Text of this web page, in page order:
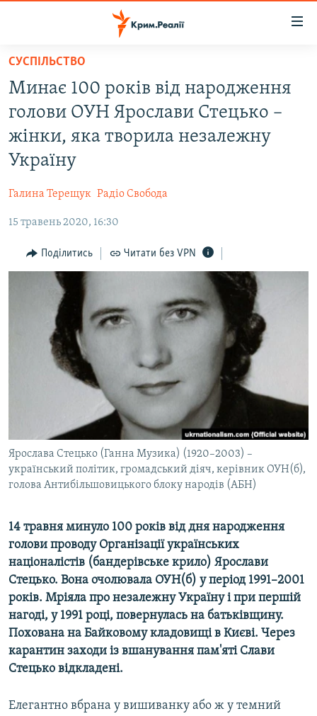
Перейти
основного
матеріалу
Перейти
до
основної
Перейти
до
ВІДЕО ТА ФОТО
ПОЛІТИКА
ІНТЕРВ'Ю
ВСЕ ЗА ДЕНЬ
СПЕЦПРОЕКТИ
ДЕПОРТАЦІЯ
ВІДЕОУРОКИ «ELIFBE»
СВІДЧЕННЯ ОКУПАЦІЇ
УКРАЇНСЬКА ПРОБЛЕМА КРИМУ
ЯК ОБІЙТИ БЛОКУВАННЯ
Русский
Qırımtatar
Усі сайти RFE/RL
СУСПІЛЬСТВО
Минає 100 років від народження
голови ОУН Ярослави Стецько –
жінки, яка творила незалежну
Україну
Галина Терещук Радіо Свобода
15 травень 2020, 16:30
Поділитись Читати без VPN
Ярослава Стецько (Ганна Музика) (1920–2003) –
український політик, громадський діяч, керівник ОУН(б),
голова Антибільшовицького блоку народів (АБН)
14 травня минуло 100 років від дня народження
голови проводу Організації українських
націоналістів (бандерівське крило) Ярослави
Стецько. Вона очолювала ОУН(б) у період 1991–2001
років. Мріяла про незалежну Україну і при першій
нагоді, у 1991 році, повернулась на батьківщину.
Похована на Байковому кладовищі в Києві. Через
карантин заходи із вшанування пам'яті Слави
Стецько відкладені.
Елегантно вбрана у вишиванку або ж у темний